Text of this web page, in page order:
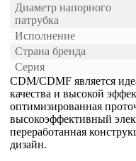
Диаметр напорного
патрубка
Исполнение
Страна бренда
Серия
CDM/CDMF является
качества и высокой
оптимизированная
высокоэффективный
переработанная
дизайн.